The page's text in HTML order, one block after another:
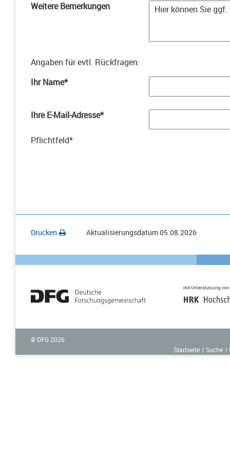
Weitere Bemerkungen
Angaben für evtl. Rückfragen:
Ihr Name*
Ihre E-Mail-Adresse*
Pflichtfeld*
Drucken Aktualisierungsdatum05.08.2026
© DFG 2026
Startseite
Suche